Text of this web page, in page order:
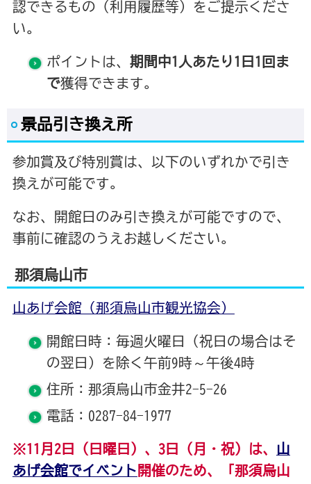
認できるもの（利用履歴等）をご提示くださ
い。
ポイントは、 期間中1人あたり1日1回ま
で獲得できます。
景品引き換え所
参加賞及び特別賞は、以下のいずれかで引き
換えが可能です。
なお、開館日のみ引き換えが可能ですので、
事前に確認のうえお越しください。
那須烏山市
山あげ会館（那須烏山市観光協会）
開館日時：毎週火曜日（祝日の場合はそ
の翌日）を除く午前9時～午後4時
住所：那須烏山市金井2-5-26
電話：0287-84-1977
※11月2日（日曜日）、3日（月・祝）は、
山
あげ会館でイベント 開催のため、「那須烏山